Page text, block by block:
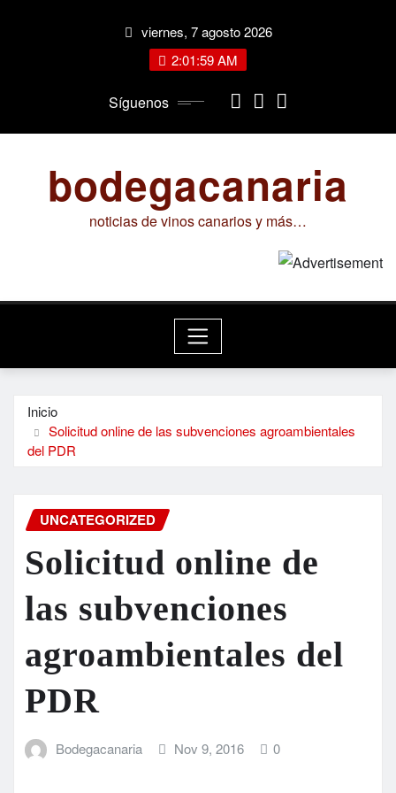
viernes, 7 agosto 2026
2:02:00 AM
Síguenos
bodegacanaria
noticias de vinos canarios y más…
Inicio
Solicitud online de las subvenciones agroambientales
del PDR
UNCATEGORIZED
Solicitud online de
las subvenciones
agroambientales del
PDR
Bodegacanaria Nov 9, 2016 0